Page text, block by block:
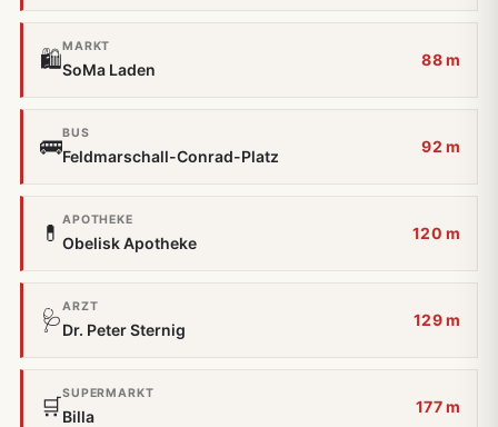
🛍️
MARKT
SoMa Laden
88 m
🚌
BUS
Feldmarschall-Conrad-Platz
92 m
💊
APOTHEKE
Obelisk Apotheke
120 m
🩺
ARZT
Dr. Peter Sternig
129 m
🛒
SUPERMARKT
Billa
177 m